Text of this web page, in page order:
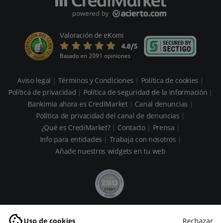
Uso de cookies Rechazar
Valoración de eKomi
4.8/5
Basado en 2091 opiniones
Aviso legal Términos y Condiciones
Política de cookies
Política de privacidad
Política de seguridad de la información
Bankimia ahora es CrediMarket
Canal denuncias
Política de privacidad del canal de denuncias
¿Qué es CrediMarket?
Contacto
Prensa
Info para entidades
Trabaja con nosotros
Añade nuestros widgets en tu web